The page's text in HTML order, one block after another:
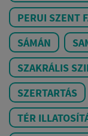
PERUI SZENT
SÁMÁN
SZAKRÁLIS
SZERTARTÁS
TÉR